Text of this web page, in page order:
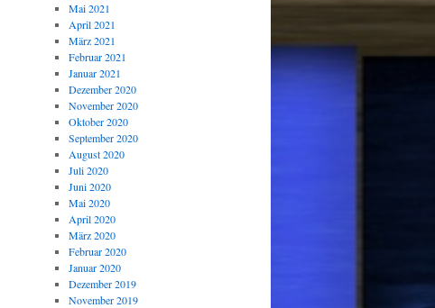
Mai 2021
April 2021
März 2021
Februar 2021
Januar 2021
Dezember 2020
November 2020
Oktober 2020
September 2020
August 2020
Juli 2020
Juni 2020
Mai 2020
April 2020
März 2020
Februar 2020
Januar 2020
Dezember 2019
November 2019